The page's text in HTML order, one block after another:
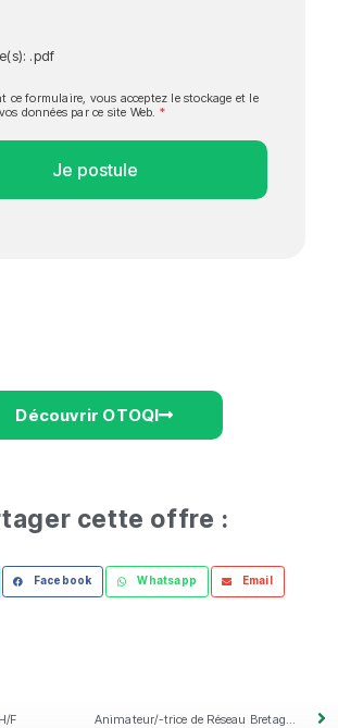
.pdf
ce formulaire, vous acceptez le stockage et le
données par ce site Web. *
Découvrir OTOQI
cette offre :
Facebook Whatsapp Email
F Animateur/-trice de Réseau Bretagne – Ixina France F/H